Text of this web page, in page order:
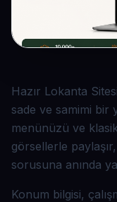
Hazır Lokanta
sade ve samimi bir
menünüzü ve
görsellerle
sorusuna anında
Konum bilgisi,